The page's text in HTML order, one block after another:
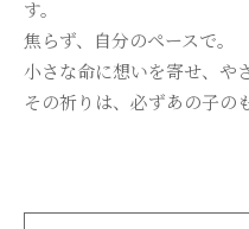
す。
焦らず、自分のペースで。
小さな命に想いを寄せ、や
その祈りは、必ずあの子の